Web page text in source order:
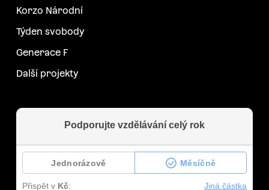
Korzo Národní
Týden svobody
Generace F
Další projekty